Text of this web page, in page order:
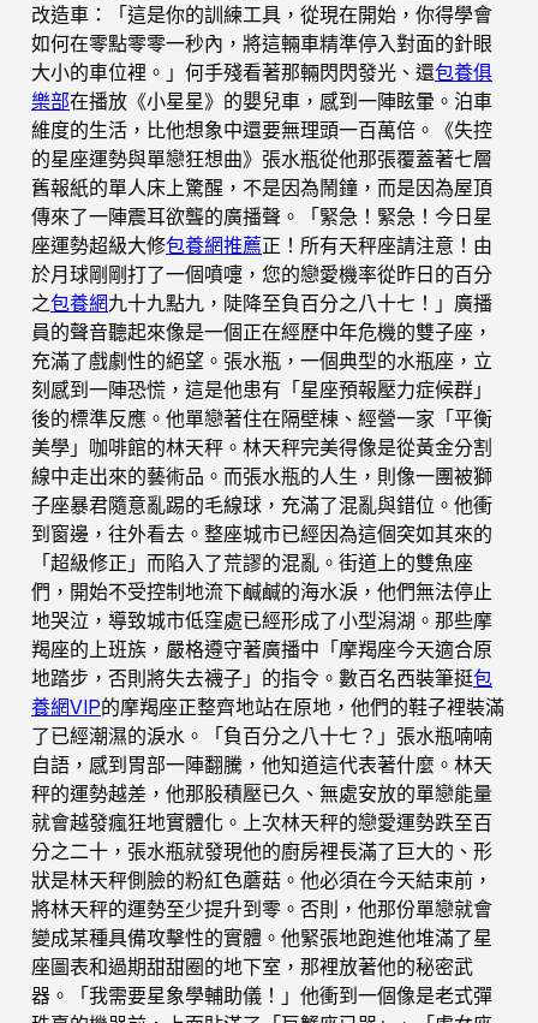
改造車：「這是你的訓練工具，從現在開始，你得學會
如何在零點零零一秒內，將這輛車精準停入對面的針眼
大小的車位裡。」何手殘看著那輛閃閃發光、還包養俱
樂部在播放《小星星》的嬰兒車，感到一陣眩暈。泊車
維度的生活，比他想象中還要無理頭一百萬倍。《失控
的星座運勢與單戀狂想曲》張水瓶從他那張覆蓋著七層
舊報紙的單人床上驚醒，不是因為鬧鐘，而是因為屋頂
傳來了一陣震耳欲聾的廣播聲。「緊急！緊急！今日星
座運勢超級大修包養網推薦正！所有天秤座請注意！由
於月球剛剛打了一個噴嚏，您的戀愛機率從昨日的百分
之包養網九十九點九，陡降至負百分之八十七！」廣播
員的聲音聽起來像是一個正在經歷中年危機的雙子座，
充滿了戲劇性的絕望。張水瓶，一個典型的水瓶座，立
刻感到一陣恐慌，這是他患有「星座預報壓力症候群」
後的標準反應。他單戀著住在隔壁棟、經營一家「平衡
美學」咖啡館的林天秤。林天秤完美得像是從黃金分割
線中走出來的藝術品。而張水瓶的人生，則像一團被獅
子座暴君隨意亂踢的毛線球，充滿了混亂與錯位。他衝
到窗邊，往外看去。整座城市已經因為這個突如其來的
「超級修正」而陷入了荒謬的混亂。街道上的雙魚座
們，開始不受控制地流下鹹鹹的海水淚，他們無法停止
地哭泣，導致城市低窪處已經形成了小型潟湖。那些摩
羯座的上班族，嚴格遵守著廣播中「摩羯座今天適合原
地踏步，否則將失去襪子」的指令。數百名西裝筆挺包
養網VIP的摩羯座正整齊地站在原地，他們的鞋子裡裝滿
了已經潮濕的淚水。「負百分之八十七？」張水瓶喃喃
自語，感到胃部一陣翻騰，他知道這代表著什麼。林天
秤的運勢越差，他那股積壓已久、無處安放的單戀能量
就會越發瘋狂地實體化。上次林天秤的戀愛運勢跌至百
分之二十，張水瓶就發現他的廚房裡長滿了巨大的、形
狀是林天秤側臉的粉紅色蘑菇。他必須在今天結束前，
將林天秤的運勢至少提升到零。否則，他那份單戀就會
變成某種具備攻擊性的實體。他緊張地跑進他堆滿了星
座圖表和過期甜甜圈的地下室，那裡放著他的秘密武
器。「我需要星象學輔助儀！」他衝到一個像是老式彈